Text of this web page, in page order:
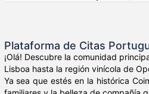
Plataforma de Citas
¡Olá! Descubre la comunidad
Lisboa hasta la región vinícola de
Ya sea que estés en la histórica